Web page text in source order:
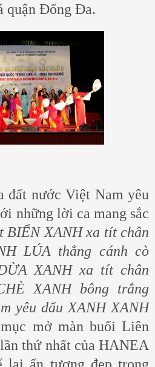
quận Đống Đa.
nước Việt Nam yêu
những lời ca mang sắc
BIỂN XANH xa tít chân
LÚA thẳng cánh cò
XANH xa tít chân
XANH bông trắng
yêu dấu XANH XANH
mở màn buổi Liên
thứ nhất của HANEA
lại ấn tượng đẹp trong